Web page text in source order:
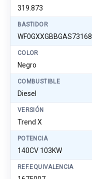
319.873
BASTIDOR
WF0GXXGBBGAS73168
COLOR
Negro
COMBUSTIBLE
Diesel
VERSIÓN
Trend X
POTENCIA
140CV 103KW
REF.EQUIVALENCIA